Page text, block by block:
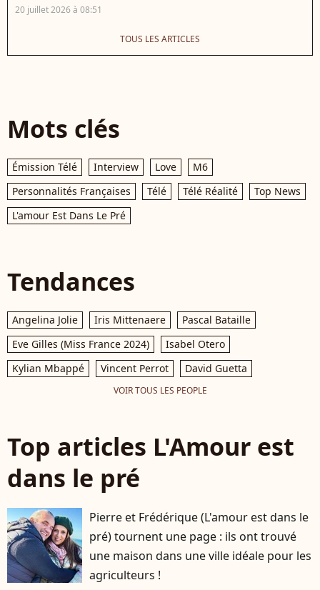
20 juillet 2026 à 08:51
TOUS LES ARTICLES
Mots clés
Émission Télé Interview Love
M6
Personnalités Françaises
Télé Télé Réalité
Top News
L'amour Est Dans Le Pré
Tendances
Angelina Jolie Iris Mittenaere
Pascal Bataille
Eve Gilles (Miss France 2024)
Isabel Otero
Kylian Mbappé
Vincent Perrot David Guetta
VOIR TOUS LES PEOPLE
Top articles L'Amour est
dans le pré
Pierre et Frédérique (L'amour est dans le
pré) tournent une page : ils ont trouvé
une maison dans une ville idéale pour les
agriculteurs !